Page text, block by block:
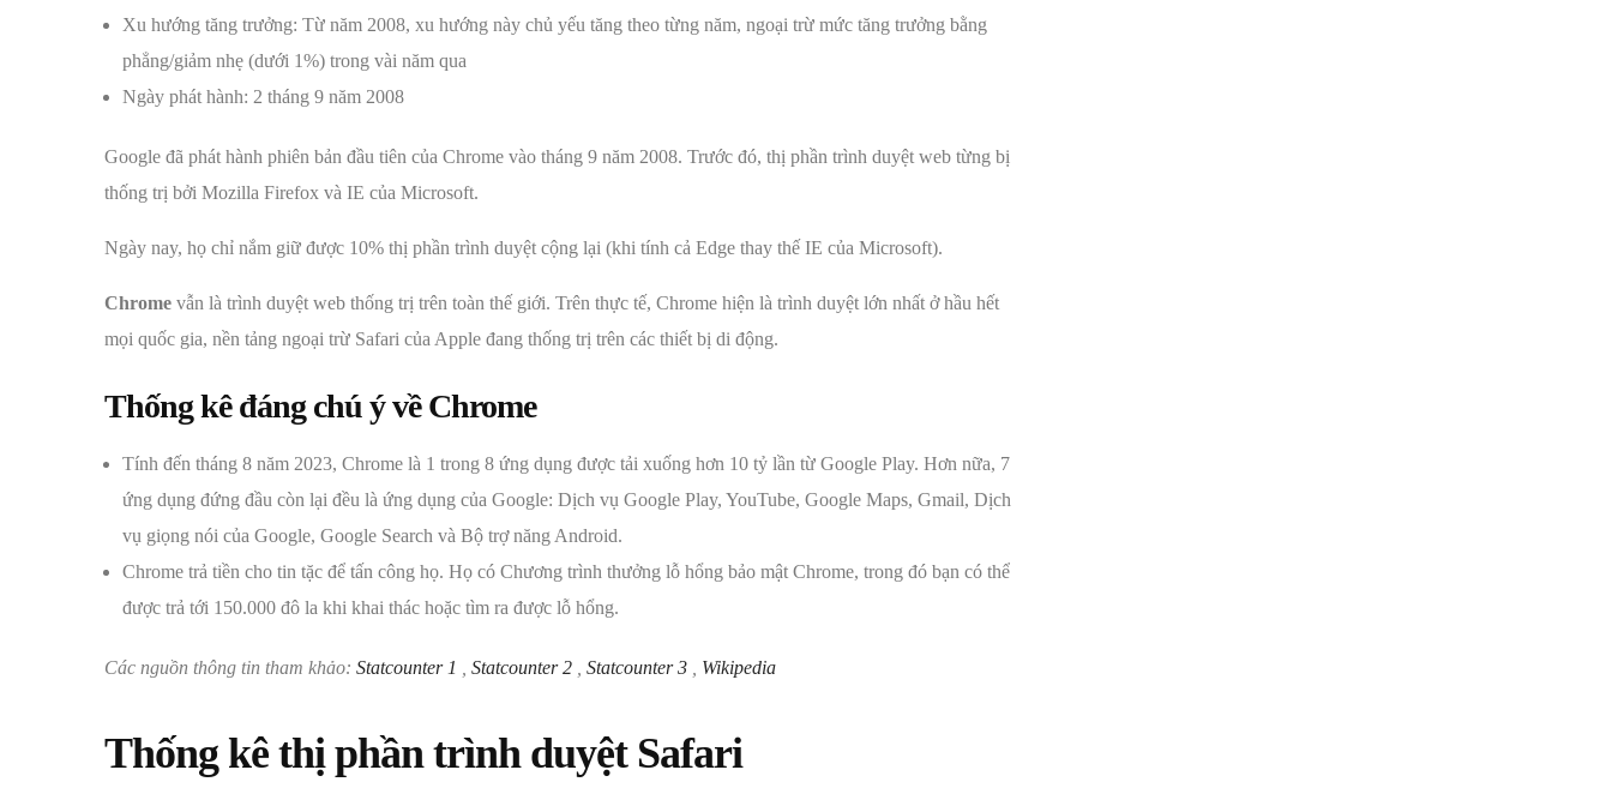
Xu hướng tăng trưởng: Từ năm 2008, xu hướng này chủ yếu tăng theo từng năm, ngoại trừ mức tăng trưởng bằng
phẳng/giảm nhẹ (dưới 1%) trong vài năm qua
Ngày phát hành: 2 tháng 9 năm 2008
Google đã phát hành phiên bản đầu tiên của Chrome vào tháng 9 năm 2008. Trước đó, thị phần trình duyệt web từng bị
thống trị bởi Mozilla Firefox và IE của Microsoft.
Ngày nay, họ chỉ nắm giữ được 10% thị phần trình duyệt cộng lại (khi tính cả Edge thay thế IE của Microsoft).
Chrome vẫn là trình duyệt web thống trị trên toàn thế giới. Trên thực tế, Chrome hiện là trình duyệt lớn nhất ở hầu hết
mọi quốc gia, nền tảng ngoại trừ Safari của Apple đang thống trị trên các thiết bị di động.
Thống kê đáng chú ý về Chrome
Tính đến tháng 8 năm 2023, Chrome là 1 trong 8 ứng dụng được tải xuống hơn 10 tỷ lần từ Google Play. Hơn nữa, 7
ứng dụng đứng đầu còn lại đều là ứng dụng của Google: Dịch vụ Google Play, YouTube, Google Maps, Gmail, Dịch
vụ giọng nói của Google, Google Search và Bộ trợ năng Android.
Chrome trả tiền cho tin tặc để tấn công họ. Họ có Chương trình thưởng lỗ hổng bảo mật Chrome, trong đó bạn có thể
được trả tới 150.000 đô la khi khai thác hoặc tìm ra được lỗ hổng.
Các nguồn thông tin tham khảo: Statcounter 1 Statcounter 2 Statcounter 3 Wikipedia
Thống kê thị phần trình duyệt Safari